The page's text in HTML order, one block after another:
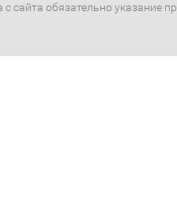
сайта обязательно указание